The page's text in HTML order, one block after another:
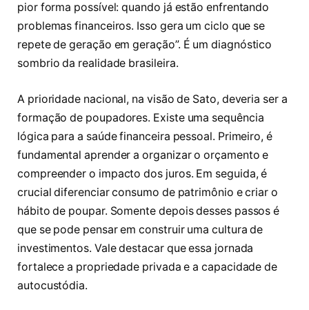
pior forma possível: quando já estão enfrentando
problemas financeiros. Isso gera um ciclo que se
repete de geração em geração”. É um diagnóstico
sombrio da realidade brasileira.
A prioridade nacional, na visão de Sato, deveria ser a
formação de poupadores. Existe uma sequência
lógica para a saúde financeira pessoal. Primeiro, é
fundamental aprender a organizar o orçamento e
compreender o impacto dos juros. Em seguida, é
crucial diferenciar consumo de patrimônio e criar o
hábito de poupar. Somente depois desses passos é
que se pode pensar em construir uma cultura de
investimentos. Vale destacar que essa jornada
fortalece a propriedade privada e a capacidade de
autocustódia.